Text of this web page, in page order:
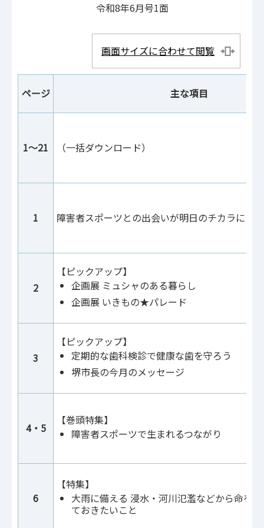
令和8年6月号1面
画面サイズに合わせて閲覧
ページ 主な項目
1～21 （一括ダウンロード）
1 障害者スポーツとの出会いが明日のチカラに
2
【ピックアップ】
企画展 ミュシャのある暮らし
企画展 いきもの★パレード
3
【ピックアップ】
定期的な歯科検診で健康な歯を守ろう
堺市長の今月のメッセージ
4・5
【巻頭特集】
障害者スポーツで生まれるつながり
6
【特集】
大雨に備える 浸水・河川氾濫などから命を
ておきたいこと